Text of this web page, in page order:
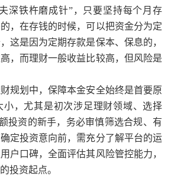
深铁杵磨成针”，只要坚持每个月存
，在存钱的时候，可以把资金分为定
这是因为定期存款是保本、保息的，
，而理财一般收益比较高，但风险是
规划中，保障本金安全始终是首要原
小，尤其是初次涉足理财领域、选择
投资的新手，务必审慎筛选合规、有
定投资意向前，需充分了解平台的运
户口碑，全面评估其风险管控能力，
投资起点。